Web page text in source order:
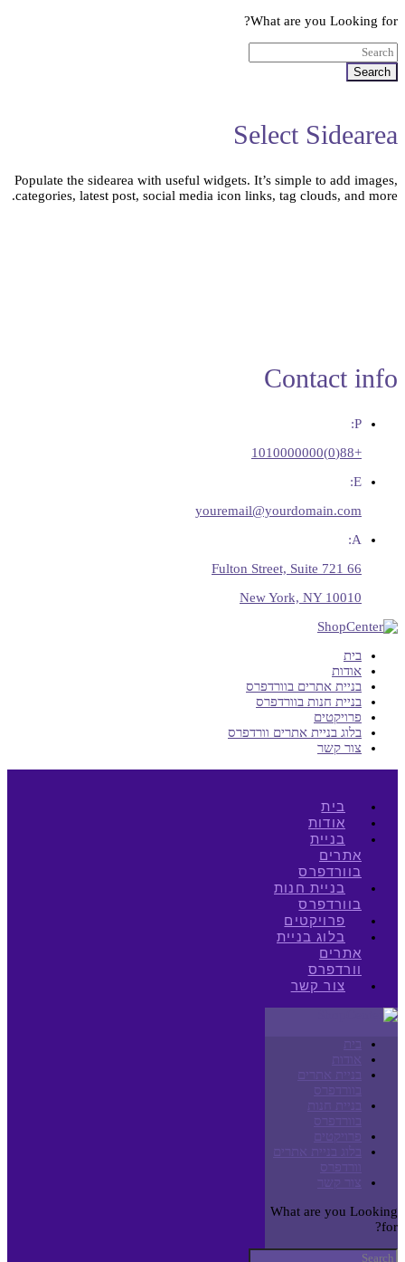
What are you Looking for?
Search
Select Sidearea
Populate the sidearea with useful widgets. It’s simple to add images,
categories, latest post, social media icon links, tag clouds, and more.
Contact info
P:
+88(0)1010000000
E:
youremail@yourdomain.com
A:
66 Fulton Street, Suite 721
New York, NY 10010
בית
אודות
בניית אתרים בוורדפרס
בניית חנות בוורדפרס
פרויקטים
בלוג בניית אתרים וורדפרס
צור קשר
בית
אודות
בניית
אתרים
בוורדפרס
בניית חנות
בוורדפרס
פרויקטים
בלוג בניית
אתרים
וורדפרס
צור קשר
בית
אודות
בניית אתרים
בוורדפרס
בניית חנות
בוורדפרס
פרויקטים
בלוג בניית אתרים
וורדפרס
צור קשר
What are you Looking
for?